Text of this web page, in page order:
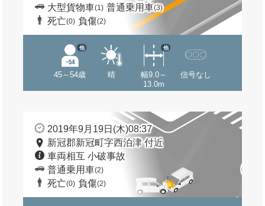
大型貨物車(1) 普通乗用車(3)
死亡(0) 負傷(2)
45～54歳
他
晴
幅9.0～
13.0m
他
信号なし
2019年9月19日(木)08:37
新冠郡新冠町字西泊津 付近
車両相互 小破事故
普通乗用車(2)
死亡(0) 負傷(2)